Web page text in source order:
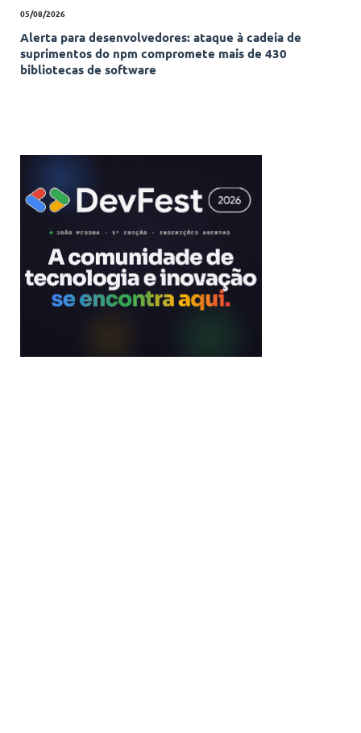
05/08/2026
Alerta para desenvolvedores: ataque à cadeia de
suprimentos do npm compromete mais de 430
bibliotecas de software